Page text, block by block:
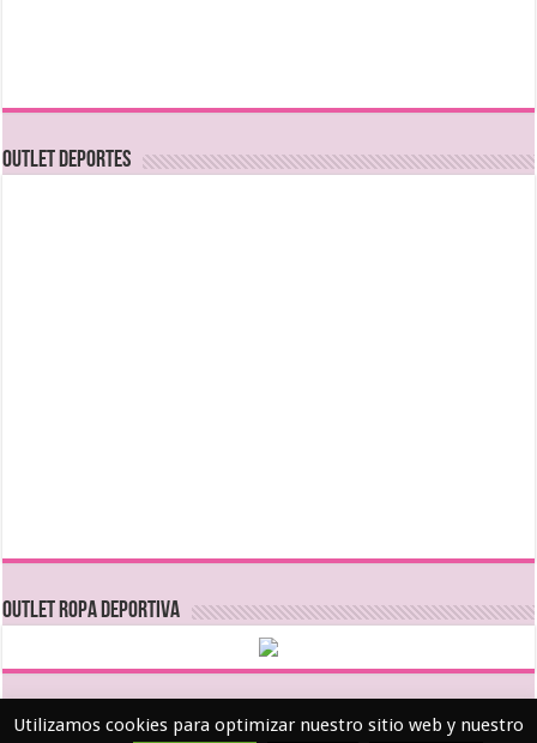
OUTLET DEPORTES
OUTLET ROPA DEPORTIVA
Utilizamos cookies para optimizar nuestro sitio web y nuestro